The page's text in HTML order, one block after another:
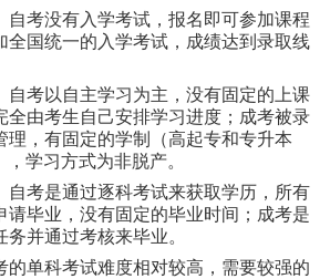
自考没有入学考试，报名即可参加课程
全国统一的入学考试，成绩达到录取线
自考以自主学习为主，没有固定的上课
全由考生自己安排学习进度；成考被录
理，有固定的学制（高起专和专升本
学习方式为非脱产。
自考是通过逐科考试来获取学历，所有
请毕业，没有固定的毕业时间；成考是
并通过考核来毕业。
的单科考试难度相对较高，需要较强的